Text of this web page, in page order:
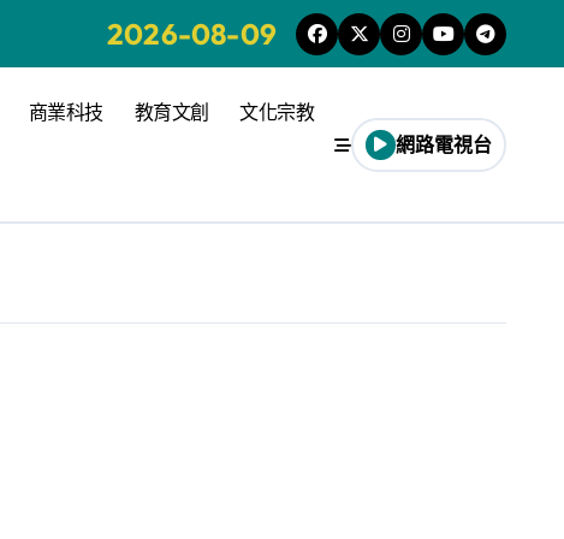
2026-08-09
商業科技 教育文創 文化宗教
網路電視台